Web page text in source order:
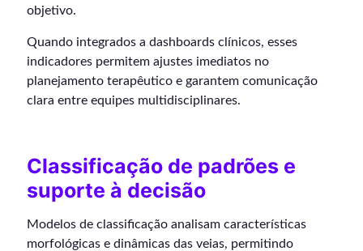
objetivo.
Quando integrados a dashboards clínicos, esses
indicadores permitem ajustes imediatos no
planejamento terapêutico e garantem comunicação
clara entre equipes multidisciplinares.
Classificação de padrões e
suporte à decisão
Modelos de classificação analisam características
morfológicas e dinâmicas das veias, permitindo